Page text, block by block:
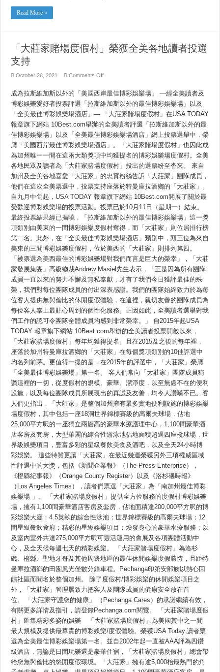
Read More »
「大莊家賭場度假村」榮獲全美各地讀者投選
支持
October 26, 2021 Comments Offon
家
賭
場
假
村」
獲
全
美
各
地
讀
投
選
支
持
成為拉斯維加斯以外的「美國西岸最佳博彩娛樂場」 —經全美讀者及
博彩娛樂愛好者投票評選「拉斯維加斯以外的最佳博彩娛樂場」以及
「全美最佳博彩娛樂場酒店」— 「大莊家賭場度假村」在USA TODAY
報章旗下網站 10Best.com舉辦的全美讀者評選「拉斯維加斯以外的最
佳博彩娛樂場」以及「全美最佳博彩娛樂場酒店」網上投票選舉中，榮
膺「美國西岸最佳博彩娛樂場酒店」。「大莊家賭場度假村」也因此成
為加州唯一一間在這兩大類獎項中均獲提名的博彩娛樂場度假村。全美
各地民眾及讀者為「大莊家賭場度假村」投出的選票紛至沓來。 來自
加州及全美各地喜愛「大莊家」的忠實粉絲告訴「大莊家」團隊成員，
他們在這次全美票選中，投票支持座落於特曼庫拉酒鄉的「大莊家」。
自九月中旬起，USA TODAY 報章旗下網站 10Best.com開展了關於最
受歡迎博彩娛樂場的投票活動。投票已於10月11日（星期一）結束。
最終投票結果經已揭曉，「拉斯維加斯以外的最佳博彩娛樂場」這一獎
項類別由美東的一間博彩娛樂度假村奪得，而「大莊家」則位居排行榜
第二名。此外，在「全美最佳博彩娛樂場酒店」類別中，頭三位為來自
美東的三間博彩娛樂度假村，位於美西的「大莊家」則排列第四。
「被票選為美西最佳的博彩娛樂場對我們而言是巨大的榮幸」，「大莊
家發展集團」高級總裁Andrew Masiel先生表示，「正是因為所有團隊
成員一直以來的努力不懈及無私奉獻，才有了我們今日獲評最佳的殊
榮，我們對每位團隊成員的付出深表感謝。我們的團隊始終致力於為每
位客人提供無與倫比的休閒度假體驗，在這裡，親切友善的團隊成員為
每位客人奉上最貼心周到的個性化服務。正因如此，全美讀者選舉對我
們工作的認可令團隊全體成員均感到非常榮幸。」 自2015年起USA
TODAY 報章旗下網站 10Best.com舉辦的全美讀者投票開啟以來，
「大莊家賭場度假村」每年均獲得提名。且在2015及之後的每年裡，
座落於加州特曼庫拉酒鄉的「大莊家」在每個獎項類別的10佳評選中
均名列前茅。更值得一提的是，在2015年的評選中，「大莊家」榮膺
「全美最佳博彩娛樂場」第一名。 客人們常向「大莊家」團隊成員稱
讚這裡的一切，從度假村的規模、豪華、潔淨度，以至無處不在的便利
設施，以及每位團隊成員所展現出的真誠及友善，均令人讚嘆不已。客
人們更指出，「大莊家」是整個加州擁有最多實地便利設施的博彩娛樂
場度假村，其中包括一座18洞世界錦標賽級的高爾夫球場，佔地
25,000平方呎的一座獨立兩層高的豪華水療護理中心，1,100間豪華酒
店客房及套房，大型華麗的綜合性游泳池佔地面積超過四座欖球場，世
界級娛樂項目，豐富多彩的星級餐飲美食及酒吧，以及全天24小時博
彩娛樂。 這些特質更讓「大莊家」在最近幾週榮獲另外三項權威區域
性評選中的大獎，包括《新聞企業報》（The Press-Enterprise），
《橙縣紀事報》（Orange County Register）以及《洛杉磯時報》
（Los Angeles Times），讀者們票選「大莊家」為「南加州最佳博彩
娛樂場 」。 「大莊家賭場度假村」提供全方位服務的度假村博彩娛樂
場，擁有1,100間豪華酒店客房及套房，佔地面積達200,000平方呎的博
彩娛樂大廳；4.5英畝的綜合性泳池；世界錦標賽級的高爾夫球場；12
間星級餐飲食府；精彩的星級娛樂項目；煥發身心的豪華水療服務；以
及室內室外共達275,000平方呎可靈活運用的會展及各項團體活動中
心，及全天候每週七天的精彩娛樂。 「大莊家賭場度假村」為洛杉
磯、橙縣、聖地牙哥及其他周邊地區的最佳休閒娛樂度假勝恃，且距特
曼庫拉酒鄉的田園風光僅數分鐘車程。Pechanga印第安部族以熱心回
饋社區而聞名於整個加州。 除了度假村/博彩娛樂的休閒娛樂項目之
外，「大莊家」管理層致力把客人及團隊成員的健康安全放在首
位。 「大莊家守護您的健康」 （Pechanga Cares）的承諾繼續有效，
有關更多詳情及指引，請登錄Pechanga.com閱覽。 「大莊家賭場度假
村」匯集精彩多姿的娛樂 「大莊家賭場度假村」為美國其中之一間
最大規模及提供最尊貴的博彩娛樂/度假體驗。榮獲USA Today 讀者票
選為全美最佳博彩娛樂場第一名。並自2002年起一直被AAA評為四鑽
級酒店，無論是日間玩樂還是豪華住宿，「大莊家賭場度假村」總會帶
給您無與倫比的悠閒度假環境。「大莊家」擁有逾5,000枱最熱門的角